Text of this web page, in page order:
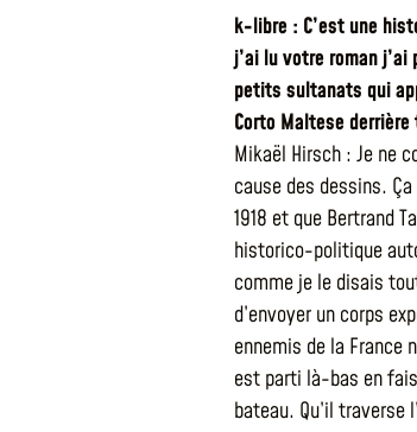
k-libre : C’est une
j’ai lu votre roman j’ai
petits sultanats qui
Corto Maltese
Mikaël Hirsch : Je ne
cause des dessins.
1918 et que Bertrand
historico-politique
comme je le disais
d’envoyer un corps
ennemis de la France
est parti là-bas en
bateau. Qu’il traverse